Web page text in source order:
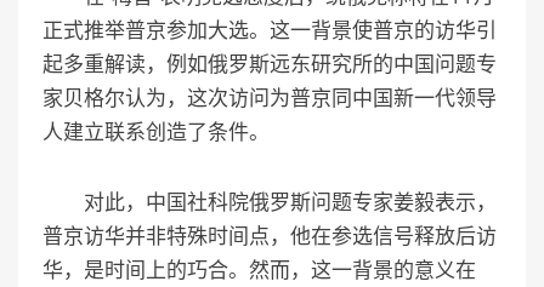
正式推举普京参加大选。这一背景使普京的访华引
起多重解读，例如俄罗斯远东研究所的中国问题专
家贝格尔认为，这次访问为普京同中国新一代领导
人建立联系创造了条件。
对此，中国社科院俄罗斯问题专家姜毅表示，
普京访华并非特殊时间点，他在参选信号释放后访
华，是时间上的巧合。然而，这一背景的意义在